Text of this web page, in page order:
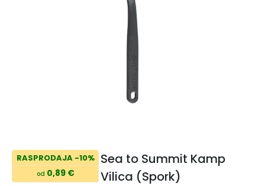
RASPRODAJA -10%
od 0,89 €
Sea to Summit Kamp
Vilica (Spork)